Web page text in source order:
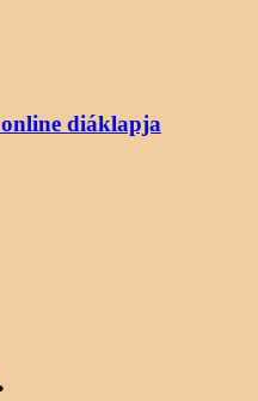
diáklapja